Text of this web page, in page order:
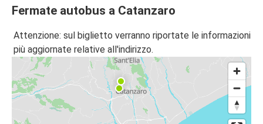
Fermate autobus a Catanzaro
Attenzione: sul biglietto verranno riportate le informazioni
più aggiornate relative all'indirizzo.